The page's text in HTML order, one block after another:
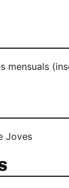
mensuals
Joves